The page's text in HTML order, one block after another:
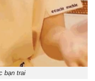
bạn trai